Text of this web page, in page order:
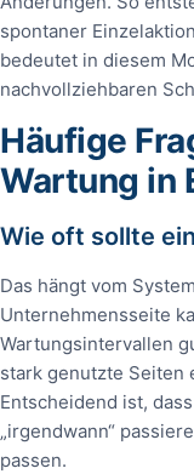
spontaner
bedeutet in diesem
nachvollziehbaren
Häufige
Wartung in
Wie oft sollte
Das hängt vom
Unternehmensseite
Wartungsintervallen
stark genutzte Seiten
Entscheidend ist,
„irgendwann“
passen.